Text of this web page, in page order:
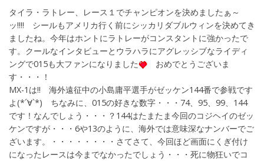
タイラ・ラトレー、レース１でチャンピオンを決めましたぁ～
ッ!!!! シールもアメリカ行く前にシッカリダブルウィンを決めてき
ましたね。今年はホントにラトレーがコンスタントに強かったで
す。クールなインタビューとウラハラにアグレッシブなライディ
ングで015も大ファンになりました
おめでとうございま
す・・・！
MX-1は!! 海外遠征中の小島庸平選手がゼッケン144番で参戦です
よ(*´∀`*) ちなみに、015の好きな数字・・・74、95、99、144
です！なんでしょう・・・？144はたまたま今回のコジヘイのゼッ
ケンですが・・・6や13のように、海外では意味深なナンバーでご
ざいます。・・・・・・・・さてさて、今回ほど画面にくぎ付け
になったレースは今までなかったでしょう・・・死に物狂いでコ